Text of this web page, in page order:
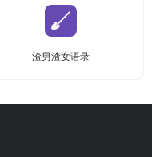
渣男渣女语录